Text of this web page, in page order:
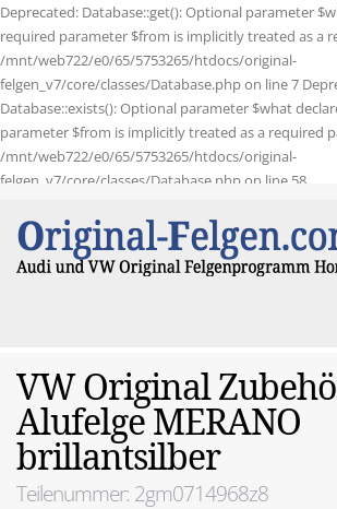
Deprecated: Database::get(): Optional parameter
required parameter $from is implicitly treated as a
/mnt/web722/e0/65/5753265/htdocs/original-
felgen_v7/core/classes/Database.php on line 7
Database::exists(): Optional parameter $what
parameter $from is implicitly treated as a required
/mnt/web722/e0/65/5753265/htdocs/original-
felgen_v7/core/classes/Database.php on line 58
VW Original
Alufelge MERANO
brillantsilber
Teilenummer: 2gm0714968z8